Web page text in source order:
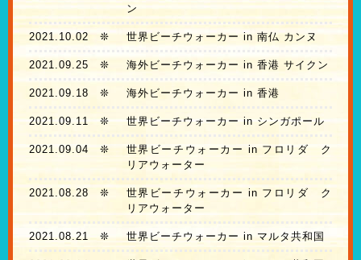
ン
2021.10.02 ❊ 世界ビーチウォーカー in 南仏 カンヌ
2021.09.25 ❊ 海外ビーチウォーカー in 香港 サイクン
2021.09.18 ❊ 海外ビーチウォーカー in 香港
2021.09.11❊ 世界ビーチウォーカー in シンガポール
2021.09.04 ❊
世界ビーチウォーカー in フロリダ ク
リアウォーター
2021.08.28 ❊
世界ビーチウォーカー in フロリダ ク
リアウォーター
2021.08.21 ❊ 世界ビーチウォーカー in マルタ共和国